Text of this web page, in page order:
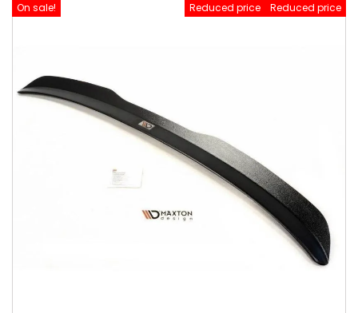
On sale! Reduced price
Reduced price